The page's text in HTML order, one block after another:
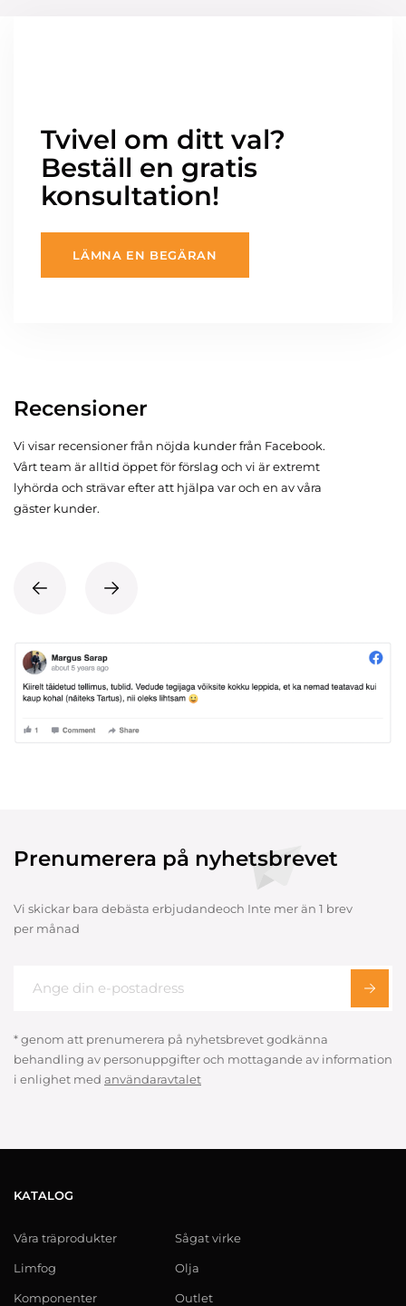
Tvivel om ditt val?
Beställ en gratis
konsultation!
LÄMNA EN BEGÄRAN
Recensioner
Vi visar recensioner från nöjda kunder från Facebook.
Vårt team är alltid öppet för förslag och vi är extremt
lyhörda och strävar efter att hjälpa var och en av våra
gäster kunder.
Prenumerera på nyhetsbrevet
Vi skickar bara debästa erbjudandeoch Inte mer än 1 brev
per månad
* genom att prenumerera på nyhetsbrevet godkänna
behandling av personuppgifter och mottagande av information
i enlighet med användaravtalet
KATALOG
Våra träprodukter
Limfog
Komponenter
Sågat virke
Olja
Outlet